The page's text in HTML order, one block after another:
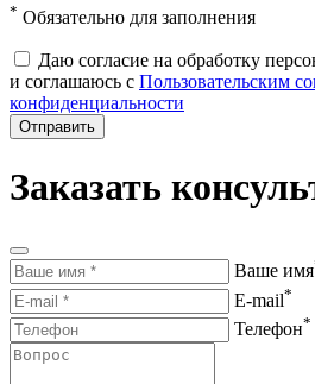
* Обязательно для заполнения
Даю согласие на обработку
и соглашаюсь с Пользовательским
конфиденциальности
Отправить
Заказать
Ваше имя
E-mail*
Телефон*